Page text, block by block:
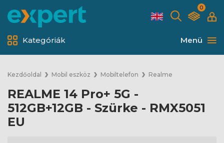
0
Menü
Kategóriák
Kezdőoldal Mobil eszköz Mobiltelefon Realme
REALME 14 Pro+ 5G -
512GB+12GB - Szürke - RMX5051
EU